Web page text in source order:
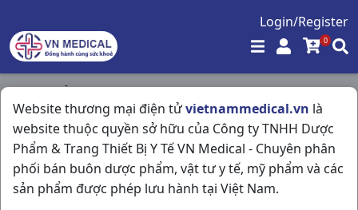
Login/Register
0
Website thương mại điện tửvietnammedical.vn là
website thuộc quyền sở hữu của Công ty TNHH Dược
Phẩm & Trang Thiết Bị Y Tế VN Medical - Chuyên phân
phối bán buôn dược phẩm, vật tư y tế, mỹ phẩm và các
sản phẩm được phép lưu hành tại Việt Nam.
Trang chủ / Tiêu Hóa - Gan - Mật - Thận /
Ovalax H10v Traphaco